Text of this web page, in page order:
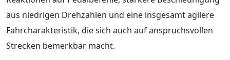
aus niedrigen Drehzahlen und eine insgesamt agilere
Fahrcharakteristik, die sich auch auf anspruchsvollen
Strecken bemerkbar macht.